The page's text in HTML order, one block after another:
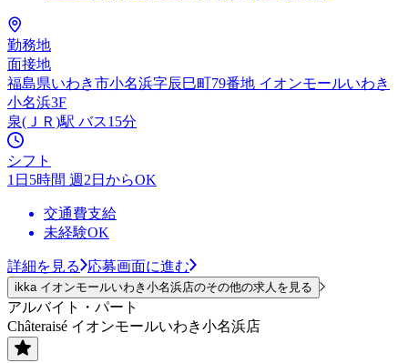
勤務地
面接地
福島県いわき市小名浜字辰巳町79番地 イオンモールいわき
小名浜3F
泉(ＪＲ)駅 バス15分
シフト
1日5時間 週2日からOK
交通費支給
未経験OK
詳細を見る 応募画面に進む
ikka イオンモールいわき小名浜店のその他の求人を見る
アルバイト・パート
Châteraisé イオンモールいわき小名浜店